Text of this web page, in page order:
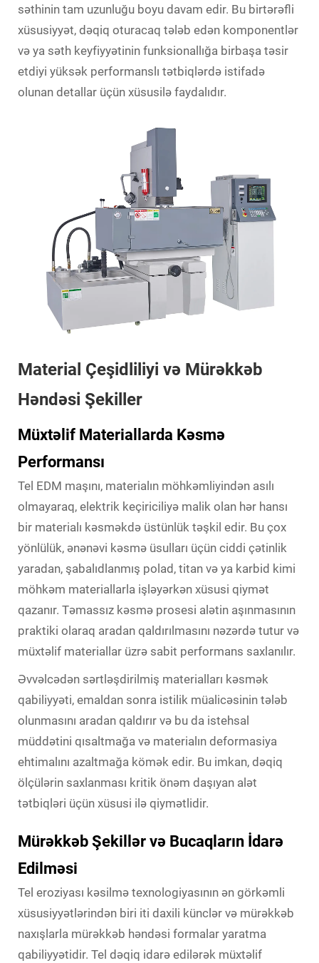
səthinin tam uzunluğu boyu davam edir. Bu birtərəfli
xüsusiyyət, dəqiq oturacaq tələb edən komponentlər
və ya səth keyfiyyətinin funksionallığa birbaşa təsir
etdiyi yüksək performanslı tətbiqlərdə istifadə
olunan detallar üçün xüsusilə faydalıdır.
Material Çeşidliliyi və Mürəkkəb
Həndəsi Şekiller
Müxtəlif Materiallarda Kəsmə
Performansı
Tel EDM maşını, materialın möhkəmliyindən asılı
olmayaraq, elektrik keçiriciliyə malik olan hər hansı
bir materialı kəsməkdə üstünlük təşkil edir. Bu çox
yönlülük, ənənəvi kəsmə üsulları üçün ciddi çətinlik
yaradan, şabalıdlanmış polad, titan və ya karbid kimi
möhkəm materiallarla işləyərkən xüsusi qiymət
qazanır. Təmassız kəsmə prosesi alətin aşınmasının
praktiki olaraq aradan qaldırılmasını nəzərdə tutur və
müxtəlif materiallar üzrə sabit performans saxlanılır.
Əvvəlcədən sərtləşdirilmiş materialları kəsmək
qabiliyyəti, emaldan sonra istilik müalicəsinin tələb
olunmasını aradan qaldırır və bu da istehsal
müddətini qısaltmağa və materialın deformasiya
ehtimalını azaltmağa kömək edir. Bu imkan, dəqiq
ölçülərin saxlanması kritik önəm daşıyan alət
tətbiqləri üçün xüsusi ilə qiymətlidir.
Mürəkkəb Şekillər və Bucaqların İdarə
Edilməsi
Tel eroziyası kəsilmə texnologiyasının ən görkəmli
xüsusiyyətlərindən biri iti daxili künclər və mürəkkəb
naxışlarla mürəkkəb həndəsi formalar yaratma
qabiliyyətidir. Tel dəqiq idarə edilərək müxtəlif